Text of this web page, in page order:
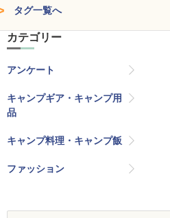
タグ一覧へ
カテゴリー
アンケート
キャンプギア・キャンプ用
品
キャンプ料理・キャンプ飯
ファッション